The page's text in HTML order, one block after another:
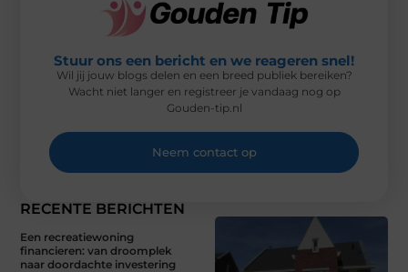
RECENTE BERICHTEN
Een recreatiewoning
financieren: van droomplek
naar doordachte investering
Stuur ons een bericht en we reageren snel!
Wil jij jouw blogs delen en een breed publiek bereiken?
Wacht niet langer en registreer je vandaag nog op
Gouden-tip.nl
Neem contact op